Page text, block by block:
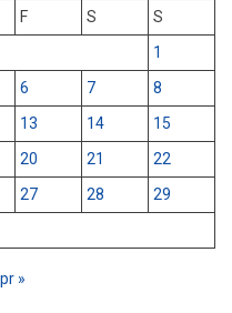
F S
S
1
6 7
8
13 14
15
20 21
22
27 28
29
»